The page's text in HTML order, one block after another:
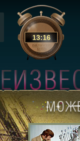
13:16